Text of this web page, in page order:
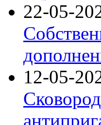
22-05-
12-05-